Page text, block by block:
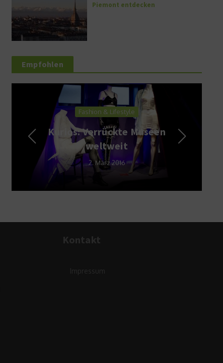
Piemont entdecken
Empfohlen
Fashion & Lifestyle
Kurios: Verrückte Museen
weltweit
2. März 2016
Kontakt
Impressum